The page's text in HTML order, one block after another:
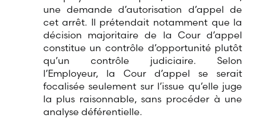
une demande d’autorisation d’appel de
cet arrêt. Il prétendait notamment que la
décision majoritaire de la Cour d’appel
constitue un contrôle d’opportunité plutôt
qu’un contrôle judiciaire. Selon
l’Employeur, la Cour d’appel se serait
focalisée seulement sur l’issue qu’elle juge
la plus raisonnable, sans procéder à une
analyse déférentielle.